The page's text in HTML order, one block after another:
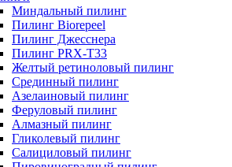
Миндальный пилинг
Пилинг Biorepeel
Пилинг Джесснера
Пилинг PRX-T33
Желтый ретиноловый пилинг
Срединный пилинг
Азелаиновый пилинг
Феруловый пилинг
Алмазный пилинг
Гликолевый пилинг
Салициловый пилинг